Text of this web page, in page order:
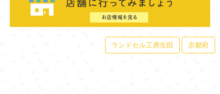
ランドセル工房生田 京都府